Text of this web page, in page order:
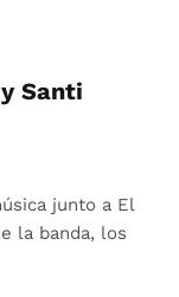
Santi
junto a El
la banda, los